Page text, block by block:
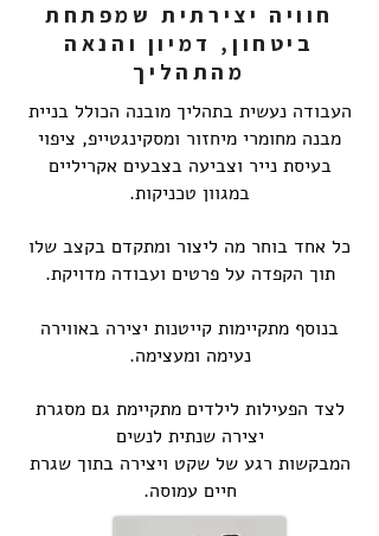
חוויה יצירתית שמפתחת
ביטחון, דמיון והנאה
מהתהליך
העבודה נעשית בתהליך מובנה הכולל בניית
מבנה מחומרי מיחזור ומסקינגטייפ, ציפוי
בעיסת נייר וצביעה בצבעים אקריליים
במגוון טכניקות.
כל אחד בוחר מה ליצור ומתקדם בקצב שלו
תוך הקפדה על פרטים ועבודה מדויקת.
בנוסף מתקיימות קייטנות יצירה באווירה
נעימה ומעצימה.
לצד הפעילות לילדים מתקיימת גם מסגרת
יצירה שנתית לנשים
המבקשות רגע של שקט ויצירה בתוך שגרת
חיים עמוסה.​​